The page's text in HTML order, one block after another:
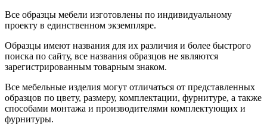
Все образцы мебели изготовлены по индивидуальному
проекту в единственном экземпляре.
Образцы имеют названия для их различия и более быстрого
поиска по сайту, все названия образцов не являются
зарегистрированным товарным знаком.
Все мебельные изделия могут отличаться от представленных
образцов по цвету, размеру, комплектации, фурнитуре, а также
способами монтажа и производителями комплектующих и
фурнитуры.